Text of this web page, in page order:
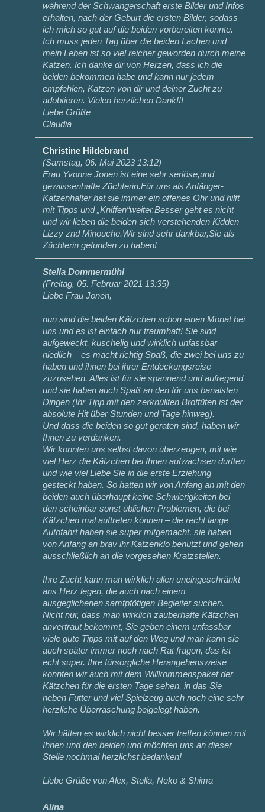
während der Schwangerschaft erste Bilder und Infos
erhalten, nach der Geburt die ersten Bilder, sodass
ich mich so gut auf die beiden vorbereiten konnte.
Ich muss jeden Tag über die beiden Lachen und
mein Leben ist so viel reicher geworden durch meine
Katzen. Ich danke dir von Herzen, dass ich die
beiden bekommen habe und kann nur jedem
empfehlen, Katzen von dir und deiner Zucht zu
adobtieren. Vielen herzlichen Dank!!!
Liebe Grüße
Claudia
Christine Hildebrand
(Samstag, 06. Mai 2023 13:12)
Frau Yvonne Jonen ist eine sehr seriöse,und
gewiissenhafte Züchterin.Für uns als Anfänger-
Katzenhalter hat sie immer ein offenes Ohr und hilft
mit Tipps und „Kniffen“weiter.Besser geht es nicht
und wir lieben die beiden sich verstehenden Kidden
Lizzy znd Minouche.Wir sind sehr dankbar,Sie als
Züchterin gefunden zu haben!
Stella Dommermühl
(Freitag, 05. Februar 2021 13:35)
Liebe Frau Jonen,
nun sind die beiden Kätzchen schon einen Monat bei
uns und es ist einfach nur traumhaft! Sie sind
aufgeweckt, kuschelig und wirklich unfassbar
niedlich – es macht richtig Spaß, die zwei bei uns zu
haben und ihnen bei ihrer Entdeckungsreise
zuzusehen. Alles ist für sie spannend und aufregend
und sie haben auch Spaß an den für uns banalsten
Dingen (Ihr Tipp mit den zerknüllten Brottüten ist der
absolute Hit über Stunden und Tage hinweg).
Und dass die beiden so gut geraten sind, haben wir
Ihnen zu verdanken.
Wir konnten uns selbst davon überzeugen, mit wie
viel Herz die Kätzchen bei Ihnen aufwachsen durften
und wie viel Liebe Sie in die erste Erziehung
gesteckt haben. So hatten wir von Anfang an mit den
beiden auch überhaupt keine Schwierigkeiten bei
den scheinbar sonst üblichen Problemen, die bei
Kätzchen mal auftreten können – die recht lange
Autofahrt haben sie super mitgemacht, sie haben
von Anfang an brav ihr Katzenklo benutzt und gehen
ausschließlich an die vorgesehen Kratzstellen.
Ihre Zucht kann man wirklich allen uneingeschränkt
ans Herz legen, die auch nach einem
ausgeglichenen samtpfötigen Begleiter suchen.
Nicht nur, dass man wirklich zauberhafte Kätzchen
anvertraut bekommt, Sie geben einem unfassbar
viele gute Tipps mit auf den Weg und man kann sie
auch später immer noch nach Rat fragen, das ist
echt super. Ihre fürsorgliche Herangehensweise
konnten wir auch mit dem Willkommenspaket der
Kätzchen für die ersten Tage sehen, in das Sie
neben Futter und viel Spielzeug auch noch eine sehr
herzliche Überraschung beigelegt haben.
Wir hätten es wirklich nicht besser treffen können mit
Ihnen und den beiden und möchten uns an dieser
Stelle nochmal herzlichst bedanken!
Liebe Grüße von Alex, Stella, Neko & Shima
Alina